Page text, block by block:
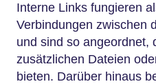
Interne Links fungieren
Verbindungen zwischen
und sind so angeordnet,
zusätzlichen Dateien
bieten. Darüber hinaus